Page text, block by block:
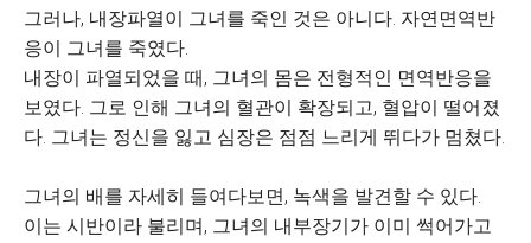
그러나, 내장파열이 그녀를 죽인 것은 아니다. 자연면역반
응이 그녀를 죽였다.
내장이 파열되었을 때, 그녀의 몸은 전형적인 면역반응을
보였다. 그로 인해 그녀의 혈관이 확장되고, 혈압이 떨어졌
다. 그녀는 정신을 잃고 심장은 점점 느리게 뛰다가 멈쳤다.
그녀의 배를 자세히 들여다보면, 녹색을 발견할 수 있다.
이는 시반이라 불리며, 그녀의 내부장기가 이미 썩어가고